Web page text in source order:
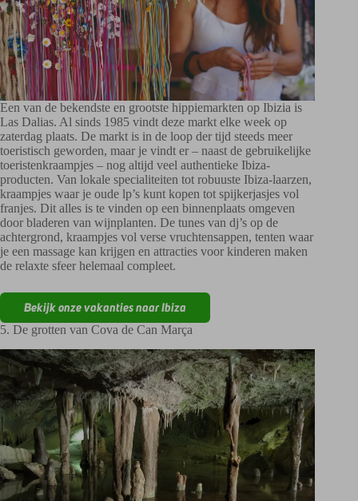
Een van de bekendste en grootste hippiemarkten op Ibizia is
Las Dalias. Al sinds 1985 vindt deze markt elke week op
zaterdag plaats. De markt is in de loop der tijd steeds meer
toeristisch geworden, maar je vindt er – naast de gebruikelijke
toeristenkraampjes – nog altijd veel authentieke Ibiza-
producten. Van lokale specialiteiten tot robuuste Ibiza-laarzen,
kraampjes waar je oude lp’s kunt kopen tot spijkerjasjes vol
franjes. Dit alles is te vinden op een binnenplaats omgeven
door bladeren van wijnplanten. De tunes van dj’s op de
achtergrond, kraampjes vol verse vruchtensappen, tenten waar
je een massage kan krijgen en attracties voor kinderen maken
de relaxte sfeer helemaal compleet.
Bekijk onze vakanties naar Ibiza
5. De grotten van Cova de Can Marça